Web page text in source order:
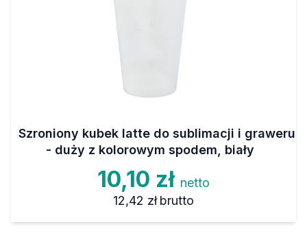
Szroniony kubek latte do sublimacji i graweru
- duży z kolorowym spodem, biały
10,10 zł netto
12,42 zł brutto